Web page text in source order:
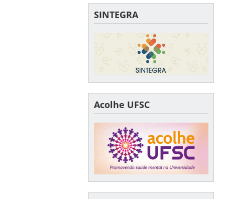
SINTEGRA
Acolhe UFSC